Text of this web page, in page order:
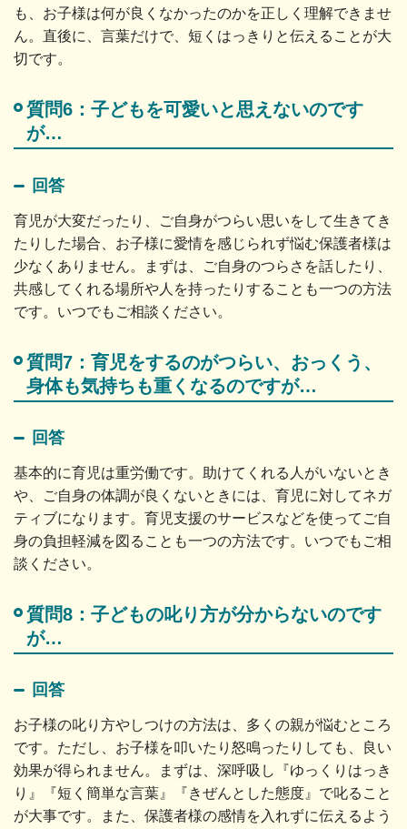
も、お子様は何が良くなかったのかを正しく理解できませ
ん。直後に、言葉だけで、短くはっきりと伝えることが大
切です。
質問6：子どもを可愛いと思えないのです
が…
回答
育児が大変だったり、ご自身がつらい思いをして生きてき
たりした場合、お子様に愛情を感じられず悩む保護者様は
少なくありません。まずは、ご自身のつらさを話したり、
共感してくれる場所や人を持ったりすることも一つの方法
です。いつでもご相談ください。
質問7：育児をするのがつらい、おっくう、
身体も気持ちも重くなるのですが…
回答
基本的に育児は重労働です。助けてくれる人がいないとき
や、ご自身の体調が良くないときには、育児に対してネガ
ティブになります。育児支援のサービスなどを使ってご自
身の負担軽減を図ることも一つの方法です。いつでもご相
談ください。
質問8：子どもの叱り方が分からないのです
が…
回答
お子様の叱り方やしつけの方法は、多くの親が悩むところ
です。ただし、お子様を叩いたり怒鳴ったりしても、良い
効果が得られません。まずは、深呼吸し『ゆっくりはっき
り』『短く簡単な言葉』『きぜんとした態度』で叱ること
が大事です。また、保護者様の感情を入れずに伝えるよう